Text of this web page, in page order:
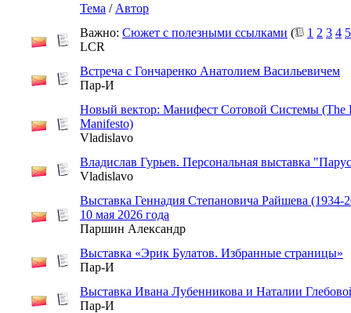
Тема / Автор
Важно: Сюжет с полезными ссылками ( 1 2 3 4 5
LCR
Встреча с Гончаренко Анатолием Васильевичем
Пар-И
Новый вектор: Манифест Сотовой Системы (The
Manifesto)
Vladislavo
Владислав Гурьев. Персональная выставка
Vladislavo
Выставка Геннадия Степановича Райшева (1934-
10 мая 2026 года
Паршин Александр
Выставка «Эрик Булатов. Избранные страницы»
Пар-И
Выставка Ивана Лубенникова и Наталии
Пар-И